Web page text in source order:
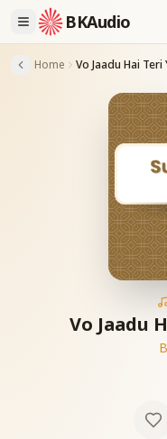
BKAudio
Home Vo Jaadu Hai Teri
Vo Jaadu